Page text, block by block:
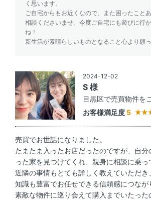
く思います。
ご自宅からもお近くなので、また困ったこと
相談くださいませ。今度ご自宅にも遊びに行
ね！
新生活が素晴らしいものとなること心より願っ
2024-12-02
S 様
目黒区で売買物件を
お客様満足度 5
売買でお世話になりました。
たまたま入ったお店だったのですが、自分
った家を見つけてくれ、親身に相談に乗っ
近隣の事情もとても詳しく教えていただき
知識も豊富でお任せできる信頼感につなが
素敵な物件に巡り会えて購入までいたった